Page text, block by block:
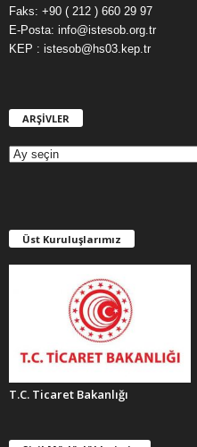
Faks: +90 ( 212 ) 660 29 97
E-Posta: info@istesob.org.tr
KEP : istesob@hs03.kep.tr
ARŞİVLER
E
R
Üst Kuruluşlarımız
T.C. Ticaret Bakanlığı